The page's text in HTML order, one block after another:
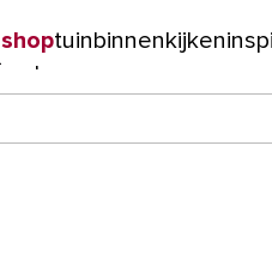
shoptuin binnenkijken
verbouwen